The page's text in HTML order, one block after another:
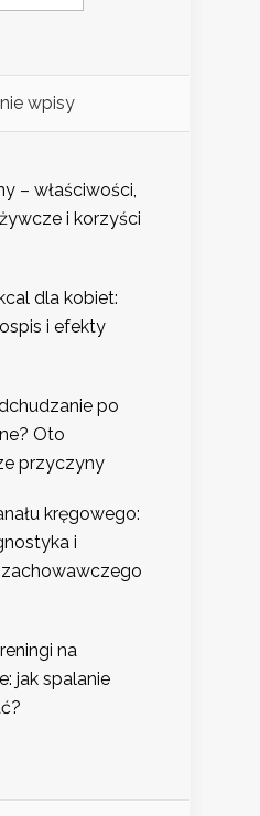
wpisy
– właściwości,
i korzyści
dla kobiet:
i efekty
po
Oto
przyczyny
kręgowego:
i
na
jak spalanie